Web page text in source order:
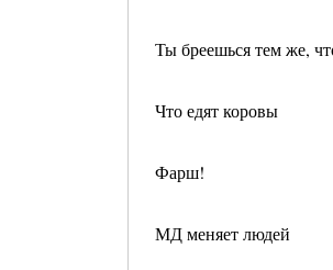
Ты бреешься тем же,
Что едят коровы
Фарш!
МД меняет людей